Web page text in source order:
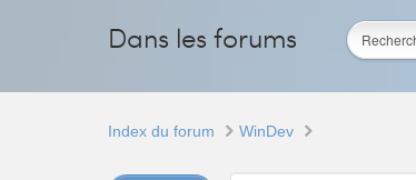
Dans les forums
Index du forum WinDev